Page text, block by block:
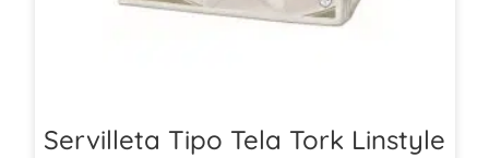
Servilleta Tipo Tela Tork Linstyle